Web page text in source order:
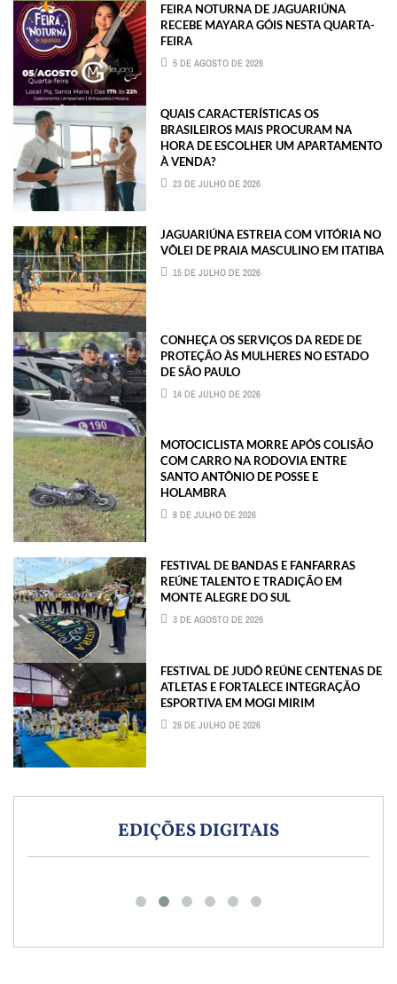
FEIRA NOTURNA DE JAGUARIÚNA
RECEBE MAYARA GÓIS NESTA QUARTA-
FEIRA
5 DE AGOSTO DE 2026
QUAIS CARACTERÍSTICAS OS
BRASILEIROS MAIS PROCURAM NA
HORA DE ESCOLHER UM APARTAMENTO
À VENDA?
23 DE JULHO DE 2026
JAGUARIÚNA ESTREIA COM VITÓRIA NO
VÔLEI DE PRAIA MASCULINO EM ITATIBA
15 DE JULHO DE 2026
CONHEÇA OS SERVIÇOS DA REDE DE
PROTEÇÃO ÀS MULHERES NO ESTADO
DE SÃO PAULO
14 DE JULHO DE 2026
MOTOCICLISTA MORRE APÓS COLISÃO
COM CARRO NA RODOVIA ENTRE
SANTO ANTÔNIO DE POSSE E
HOLAMBRA
8 DE JULHO DE 2026
FESTIVAL DE BANDAS E FANFARRAS
REÚNE TALENTO E TRADIÇÃO EM
MONTE ALEGRE DO SUL
3 DE AGOSTO DE 2026
FESTIVAL DE JUDÔ REÚNE CENTENAS DE
ATLETAS E FORTALECE INTEGRAÇÃO
ESPORTIVA EM MOGI MIRIM
28 DE JULHO DE 2026
EDIÇÕES DIGITAIS